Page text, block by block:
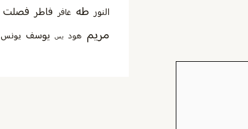
النور طه غافر فاطر فصلت
مريم هود يس يوسف يونس